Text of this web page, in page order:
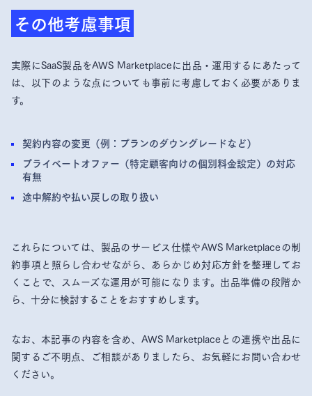
その他考慮事項
実際にSaaS製品をAWS Marketplaceに出品・運用するにあたって
は、以下のような点についても事前に考慮しておく必要がありま
す。
契約内容の変更（例：プランのダウングレードなど）
プライベートオファー（特定顧客向けの個別料金設定）の対応
有無
途中解約や払い戻しの取り扱い
これらについては、製品のサービス仕様やAWS Marketplaceの制
約事項と照らし合わせながら、あらかじめ対応方針を整理してお
くことで、スムーズな運用が可能になります。出品準備の段階か
ら、十分に検討することをおすすめします。
なお、本記事の内容を含め、AWS Marketplaceとの連携や出品に
関するご不明点、ご相談がありましたら、お気軽にお問い合わせ
ください。